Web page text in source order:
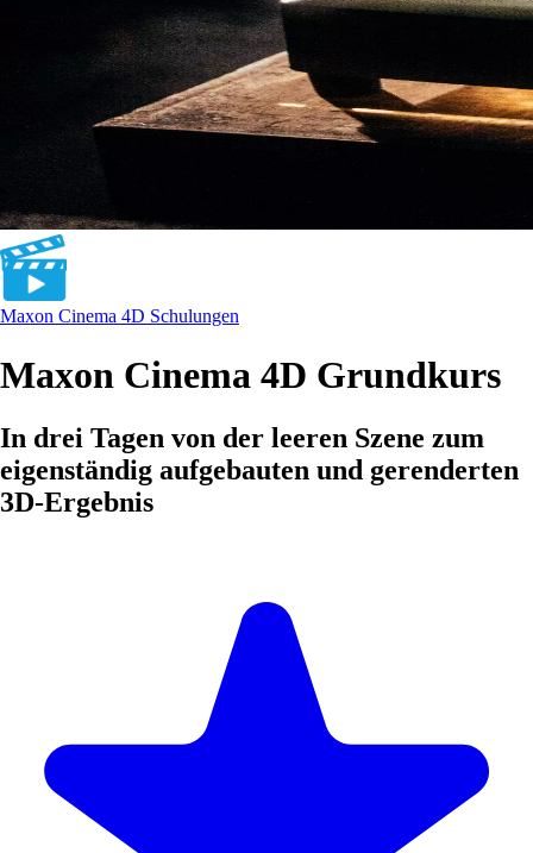
Maxon Cinema 4D Schulungen
Maxon Cinema 4D Grundkurs
In drei Tagen von der leeren Szene zum
eigenständig aufgebauten und gerenderten
3D-Ergebnis